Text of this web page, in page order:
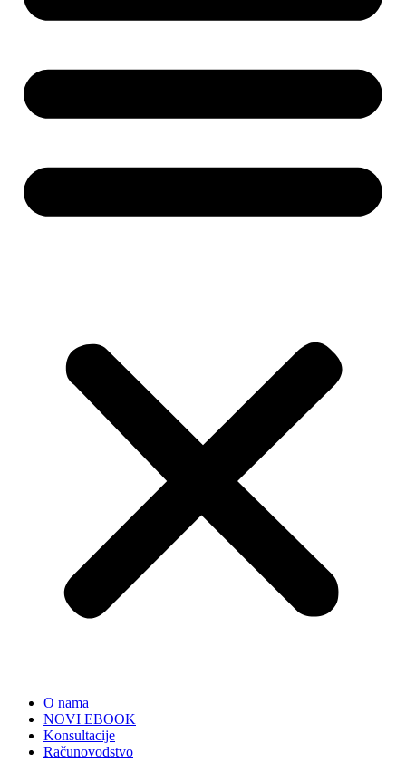
O nama
NOVI EBOOK
Konsultacije
Računovodstvo